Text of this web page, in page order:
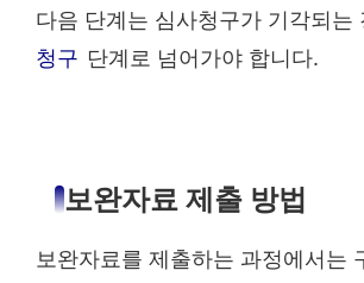
다음 단계는 심사청구가 기각되는
청구 단계로 넘어가야 합니다.
보완자료 제출 방법
보완자료를 제출하는 과정에서는